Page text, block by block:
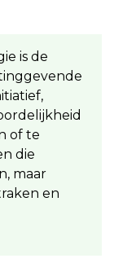
is de
of te
die
maar
en